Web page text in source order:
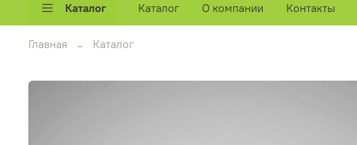
Каталог Каталог О компании Контакты
Главная Каталог